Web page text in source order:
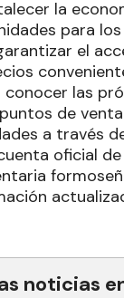
la
para
el
conocer las
de
a través
oficial
noticias